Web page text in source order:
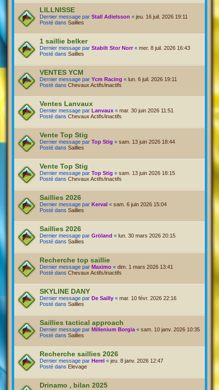
LILLNISSE
Dernier message par Stall Adielsson « jeu. 16 juil. 2026 19:11
Posté dans Saillies
1 saillie belker
Dernier message par Stabilt Stor Norr « mer. 8 juil. 2026 16:43
Posté dans Saillies
VENTES YCM
Dernier message par Ycm Racing « lun. 6 juil. 2026 19:11
Posté dans Chevaux Actifs/inactifs
Ventes Lanvaux
Dernier message par Lanvaux « mar. 30 juin 2026 11:51
Posté dans Chevaux Actifs/inactifs
Vente Top Stig
Dernier message par Top Stig « sam. 13 juin 2026 18:44
Posté dans Saillies
Vente Top Stig
Dernier message par Top Stig « sam. 13 juin 2026 18:15
Posté dans Chevaux Actifs/inactifs
Saillies 2026
Dernier message par Kerval « sam. 6 juin 2026 15:04
Posté dans Saillies
Saillies 2026
Dernier message par Gröland « lun. 30 mars 2026 20:15
Posté dans Saillies
Recherche top saillie
Dernier message par Maximo « dim. 1 mars 2026 13:41
Posté dans Chevaux Actifs/inactifs
SKYLINE DANY
Dernier message par De Sailly « mar. 10 févr. 2026 22:16
Posté dans Saillies
Saillies tactical approach
Dernier message par Millenium Borgia « sam. 10 janv. 2026 10:35
Posté dans Saillies
Recherche saillies 2026
Dernier message par Herel « jeu. 8 janv. 2026 12:47
Posté dans Elevage
Drinamo , bilan 2025